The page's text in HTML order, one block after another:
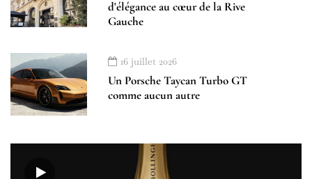
d'élégance au cœur de la Rive
Gauche
16 juillet 2026
Un Porsche Taycan Turbo GT
comme aucun autre